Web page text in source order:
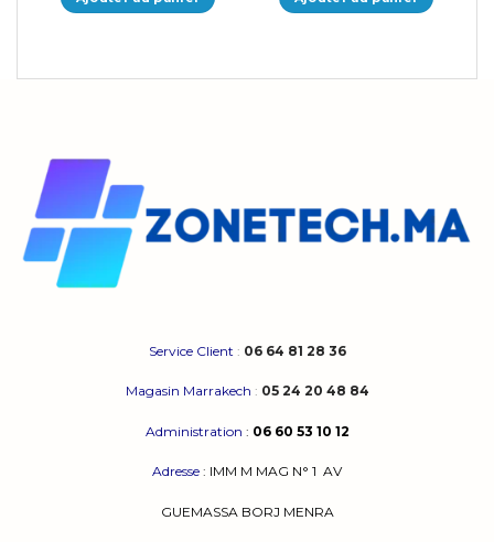
Service Client : 06 64 81 28 36
Magasin Marrakech : 05 24 20 48 84
Administration : 06 60 53 10 12
Adresse : IMM M MAG N° 1 AV
GUEMASSA BORJ MENRA